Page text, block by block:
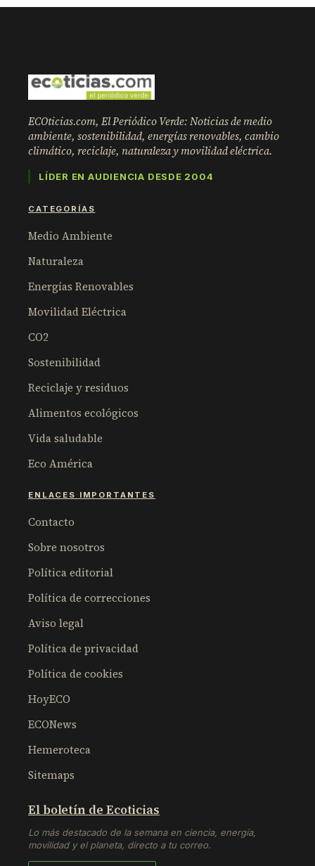
ECOticias.com, El Periódico Verde: Noticias de medio
ambiente, sostenibilidad, energías renovables, cambio
climático, reciclaje, naturaleza y movilidad eléctrica.
LÍDER EN AUDIENCIA DESDE 2004
CATEGORÍAS
Medio Ambiente
Naturaleza
Energías Renovables
Movilidad Eléctrica
CO2
Sostenibilidad
Reciclaje y residuos
Alimentos ecológicos
Vida saludable
Eco América
ENLACES IMPORTANTES
Contacto
Sobre nosotros
Política editorial
Política de correcciones
Aviso legal
Política de privacidad
Política de cookies
HoyECO
ECONews
Hemeroteca
Sitemaps
El boletín de Ecoticias
Lo más destacado de la semana en ciencia, energía,
movilidad y el planeta, directo a tu correo.